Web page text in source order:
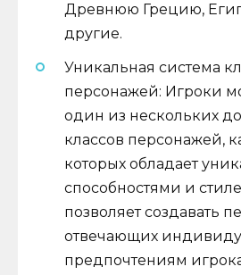
Древнюю Грецию,
другие.
Уникальная система
персонажей: Игроки
один из нескольких
классов персонажей,
которых обладает
способностями и
позволяет создавать
отвечающих
предпочтениям